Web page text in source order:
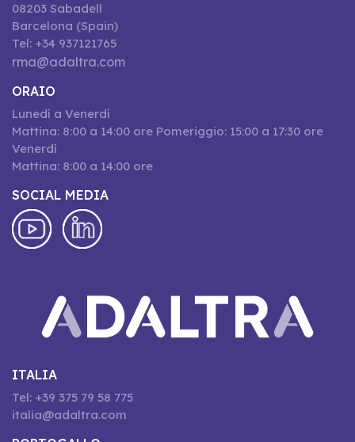
08203 Sabadell
Barcelona (Spain)
Tel: +34 937121765
rma@adaltra.com
ORAIO
Lunedí a Venerdí
Mattina: 8:00 a 14:00 ore Pomeriggio: 15:00 a 17:30 ore
Venerdí
Mattina: 8:00 a 14:00 ore
SOCIAL MEDIA
ITALIA
Tel: +39 375 79 58 775
italia@adaltra.com